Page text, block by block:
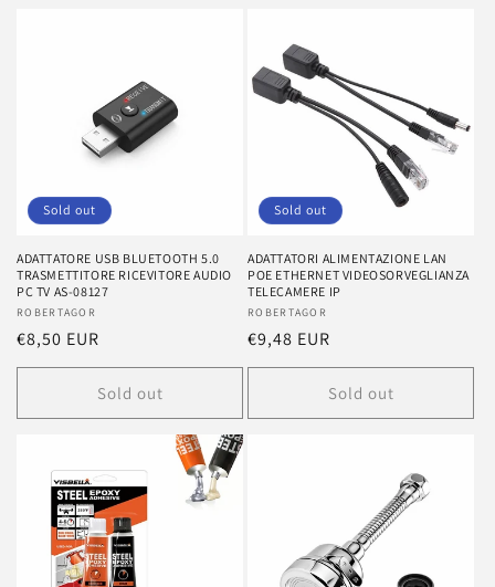
Sold out
ADATTATORE USB BLUETOOTH 5.0
TRASMETTITORE RICEVITORE AUDIO
PC TV AS-08127
Vendor:
ROBERTAGOR
Regular
price
€8,50 EUR
Sold out
Sold out
ADATTATORI ALIMENTAZIONE LAN
POE ETHERNET VIDEOSORVEGLIANZA
TELECAMERE IP
Vendor:
ROBERTAGOR
Regular
price
€9,48 EUR
Sold out